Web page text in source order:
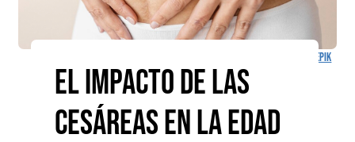
Freepik
El Impacto de las
Cesáreas en la Edad